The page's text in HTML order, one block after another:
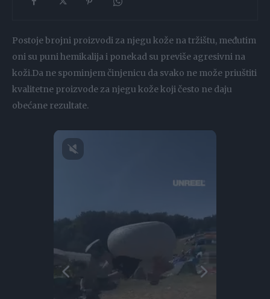
Postoje brojni proizvodi za njegu kože na tržištu, međutim
oni su puni hemikalija i ponekad su previše agresivni na
koži.Da ne spominjem činjenicu da svako ne može priuštiti
kvalitetne proizvode za njegu kože koji često ne daju
obećane rezultate.